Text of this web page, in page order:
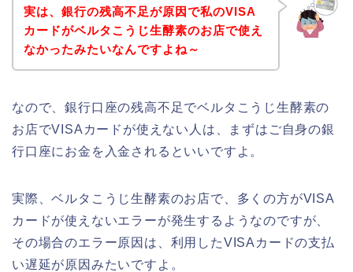
実は、銀行の残高不足が原因で私のVISA
カードがベルタこうじ生酵素のお店で使え
なかったみたいなんですよね～
なので、銀行口座の残高不足でベルタこうじ生酵素の
お店でVISAカードが使えない人は、まずはご自身の銀
行口座にお金を入金されるといいですよ。
実際、ベルタこうじ生酵素のお店で、多くの方がVISA
カードが使えないエラーが発生するようなのですが、
その場合のエラー原因は、利用したVISAカードの支払
い遅延が原因みたいですよ。